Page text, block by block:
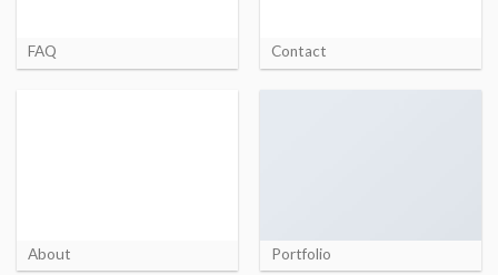
FAQ Contact
About Portfolio